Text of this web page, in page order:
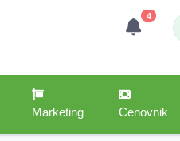
4
Marketing
Cenovnik